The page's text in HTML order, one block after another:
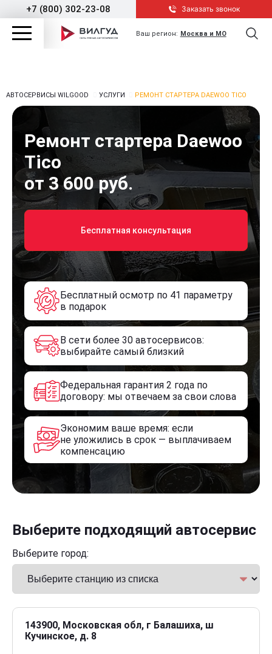
+7 (800) 302-23-08 Заказать звонок
Ваш регион: Москва и МО
АВТОСЕРВИСЫ WILGOOD УСЛУГИ РЕМОНТ СТАРТЕРА DAEWOO TICO
Ремонт стартера Daewoo
Tico
от 3 600 руб.
Бесплатная консультация
Бесплатный осмотр по 41 параметру
в подарок
В сети более 30 автосервисов:
выбирайте самый близкий
Федеральная гарантия 2 года по
договору: мы отвечаем за свои слова
Экономим ваше время: если
не уложились в срок — выплачиваем
компенсацию
Выберите подходящий автосервис
Выберите город:
143900, Московская обл, г Балашиха, ш
Кучинское, д. 8